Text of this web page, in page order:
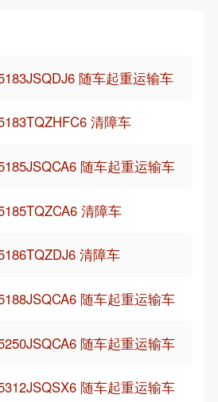
随车起重运输车
清障车
随车起重运输车
清障车
清障车
随车起重运输车
随车起重运输车
随车起重运输车